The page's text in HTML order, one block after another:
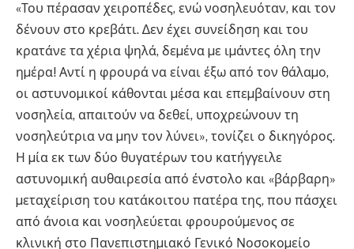
«Του πέρασαν χειροπέδες, ενώ νοσηλευόταν, και τον
δένουν στο κρεβάτι. ∆εν έχει συνείδηση και του
κρατάνε τα χέρια ψηλά, δεµένα µε ιµάντες όλη την
ηµέρα! Αντί η φρουρά να είναι έξω από τον θάλαµο,
οι αστυνοµικοί κάθονται µέσα και επεµβαίνουν στη
νοσηλεία, απαιτούν να δεθεί, υποχρεώνουν τη
νοσηλεύτρια να µην τον λύνει», τονίζει ο δικηγόρος.
Η µία εκ των δύο θυγατέρων του κατήγγειλε
αστυνοµική αυθαιρεσία από ένστολο και «βάρβαρη»
µεταχείριση του κατάκοιτου πατέρα της, που πάσχει
από άνοια και νοσηλεύεται φρουρούµενος σε
κλινική στο Πανεπιστηµιακό Γενικό Νοσοκοµείο